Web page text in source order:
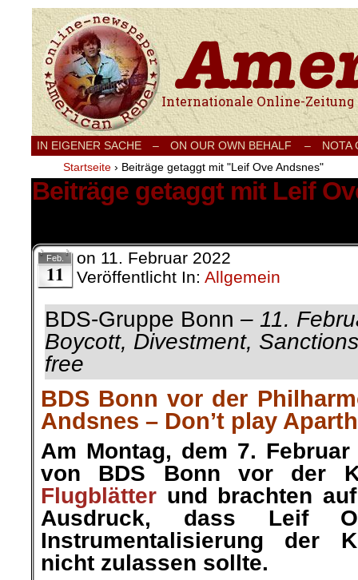
Internationale Onlinezeitung für Frieden,
IN EIGENER SACHE – ON OUR OWN BEHALF –
NOTA
Startseite › Beiträge getaggt mit "Leif Ove Andsnes"
Beiträge getaggt mit Leif
Feb.
11
on 11. Februar 2022
Veröffentlicht In: Allgemein
BDS-Gruppe Bonn – 11.
Boycott, Divestment,
free
BDS Bonn vor der
Andsnes – Don’t play
Am Montag, dem 7.
von BDS Bonn vor der
Flugblätter und brachten
Ausdruck, dass Leif
Instrumentalisierung der
nicht zulassen sollte.